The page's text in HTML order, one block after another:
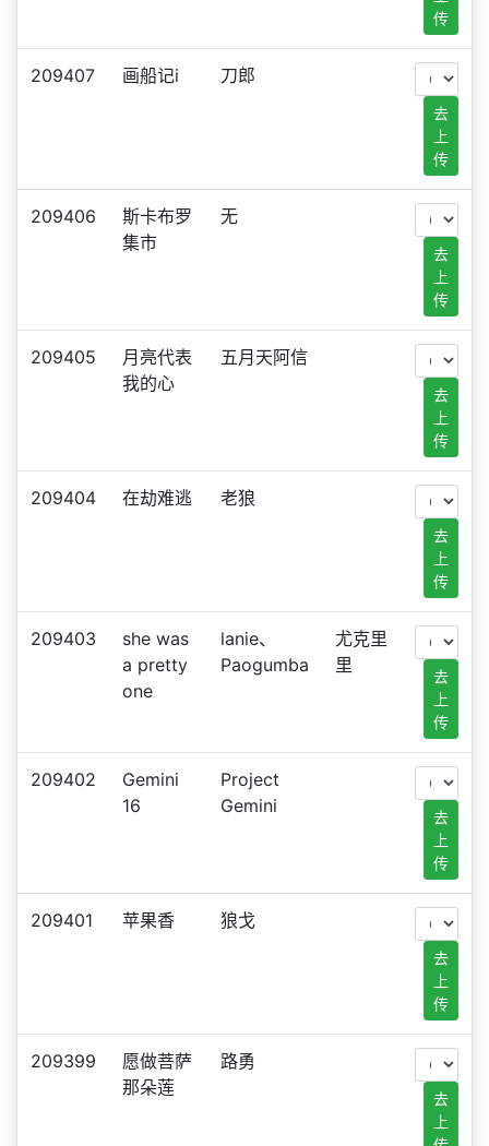
传
209407 画船记i 刀郎
去
上
传
209406
斯卡布罗
集市
无
去
上
传
209405
月亮代表
我的心
五月天阿信
去
上
传
209404 在劫难逃 老狼
去
上
传
209403
she was
a pretty
one
lanie、
Paogumba
尤克里
里
去
上
传
209402
Gemini
16
Project
Gemini
去
上
传
209401 苹果香 狼戈
去
上
传
209399
愿做菩萨
那朵莲
路勇
去
上